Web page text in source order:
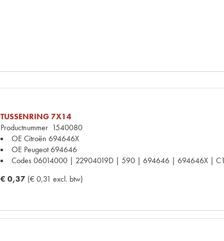
TUSSENRING 7X14
Productnummer 1540080
OE Citroën 694646X
OE Peugeot 694646
Codes06014000 | 22904019D | 590 | 694646 | 694646X |
€ 0,37 (€ 0,31 excl. btw)